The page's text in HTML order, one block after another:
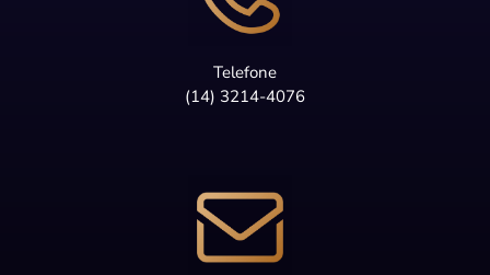
Telefone
(14) 3214-4076